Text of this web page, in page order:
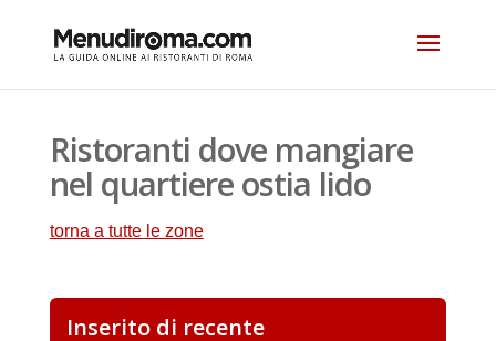
Ristoranti dove mangiare
nel quartiere ostia lido
torna a tutte le zone
Inserito di recente